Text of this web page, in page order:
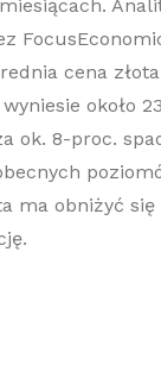
cena
około
ok. 8-proc.
ma obniżyć się